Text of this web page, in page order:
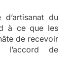
du
à ce que les
de recevoir
de